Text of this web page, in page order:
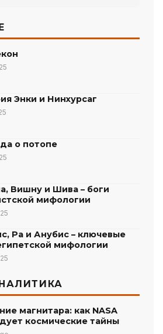
Энки и Нинхурсаг
о потопе
Вишну и Шива – боги
мифологии
Ра и Анубис – ключевые
мифологии
магнитара: как NASA
космические тайны